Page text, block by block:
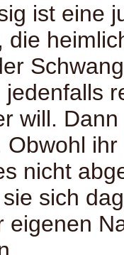
ist eine
die
will.
Obwohl
nicht
sich
eigenen